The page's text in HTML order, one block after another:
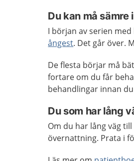
Du kan må sämre
I början av serien
ångest. Det går över.
De flesta börjar må
fortare om du får
behandlingar innan
Du som har lång
Om du har lång väg
övernattning. Prata i